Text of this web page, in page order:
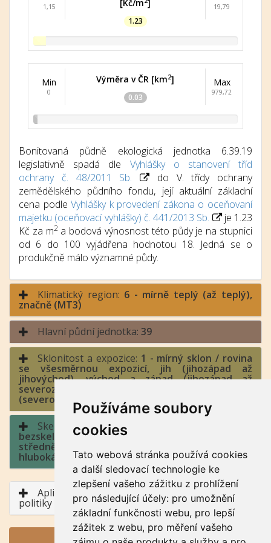
Používáme soubory
cookies
Tato webová stránka používá cookies
a další sledovací technologie ke
zlepšení vašeho zážitku z prohlížení
pro následující účely: pro umožnění
základní funkčnosti webu, pro lepší
zážitek z webu, pro měření vašeho
1,15 [Kč/m ]
1.23
19,79
Min
0
Výměra v ČR [km2]
0.03
Max
979,72
Bonitovaná půdně ekologická jednotka 6.39.19
legislativně spadá dle Vyhlášky o stanovení tříd
ochrany č. 48/2011 Sb.
do V. třídy ochrany
zemědělského půdního fondu, její aktuální základní
cena podleVyhlášky k provedení zákona o oceňovaní
majetku (oceňovací vyhlášky) č. 441/2013 Sb.
je 1.23
Kč za m2a bodová výnosnost této půdy je na stupnici
od 6 do 100 vyjádřena hodnotou 18. Jedná se o
produkčně málo významné půdy.
Klimatický region: 6 - mírně teplý (až teplý),
značně (MT3)
Hlavní půdní jednotka: 39
Sklonitost a expozice: 1 - mírný sklon / rovina
se všesměrnou expozicí, jih (jihozápad až
jihovýchod), východ a západ (jihozápad až
severozápad, jihovýchod až severovýchod), sever
(severozápad až severovýchod)
Skeletovitost a hloubka půdy:
bezskeletovitá, s příměsí, slabě skeletovitá,
středně skeletovitá, silně skleletovitá / půda
hluboká, půda středně hluboká, půda mělká
Aplikace BPEJ v rámci Společné zemědělské
politiky
GENERUJ PDF